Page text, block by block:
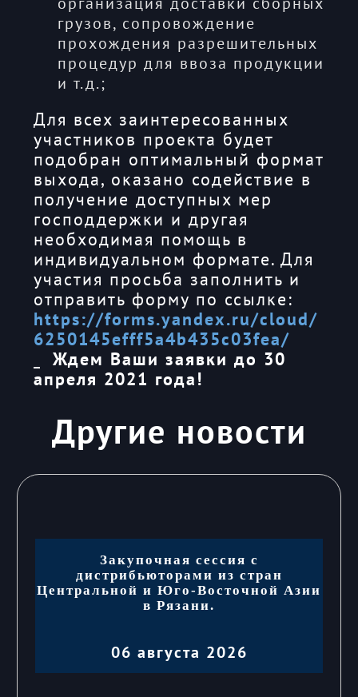
грузов, сопровождение
прохождения разрешительных
процедур для ввоза продукции
и т.д.;
Для всех заинтересованных
участников проекта будет
подобран оптимальный формат
выхода, оказано содействие в
получение доступных мер
господдержки и другая
необходимая помощь в
индивидуальном формате. Для
участия просьба заполнить и
отправить форму по ссылке:
https://forms.yandex.ru/cloud/
6250145efff5a4b435c03fea/
Ждем Ваши заявки до 30
апреля 2021 года!
Другие новости
Закупочная сессия с
дистрибьюторами из стран
Центральной и Юго-Восточной Азии
в Рязани.
06 августа 2026